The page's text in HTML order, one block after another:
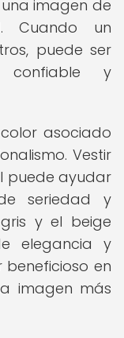
imagen de
Cuando un
puede ser
confiable y
asociado
Vestir
puede ayudar
seriedad y
y el beige
elegancia y
beneficioso en
imagen más